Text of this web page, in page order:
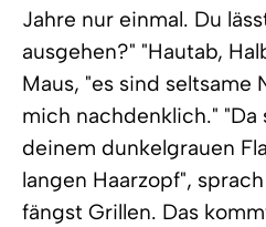
Jahre nur einmal. Du
ausgehen?" "Hautab,
Maus, "es sind seltsame
mich nachdenklich."
deinem dunkelgrauen
langen Haarzopf",
fängst Grillen. Das